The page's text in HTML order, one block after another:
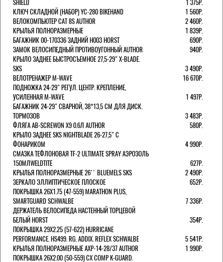
SHIELD
1 375Р.
КЛЮЧ СКЛАДНОЙ (НАБОР) YC-280 BIKEHAND
1 560Р.
ВЕЛОКОМПЬЮТЕР CAT 8S AUTHOR
2 460Р.
КРЫЛЬЯ ПОЛНОРАЗМЕРНЫЕ
1 839Р.
БАГАЖНИК 00-170336 ЗАДНИЙ H003 HORST
690Р.
ЗАМОК ВЕЛОСИПЕДНЫЙ ПРОТИВОУГОННЫЙ AUTHOR
940Р.
КРЫЛО ЗАДНЕЕ БЫСТРОСЪЕМНОЕ 27,5-29" X-BLADE.
SKS
3 490Р.
ВЕЛОТРЕНАЖЕР M-WAVE
16 670Р.
ПОДНОЖКА 24-29" РЕГУЛ. ЦЕНТР. КРЕПЛЕНИЕ,
УСИЛЕННАЯ M-WAVE
1 497Р.
БАГАЖНИК 24-29" СВАРНОЙ, 38*13,5 СМ ДЛЯ ДИСК.
ТОРМОЗОВ
3 483Р.
ФЛЯГА AB-SCREWON X9 0.6Л AUTHOR
580Р.
КРЫЛО ЗАДНЕЕ SKS NIGHTBLADE 26-27,5" С
ФОНАРИКОМ
4 990Р.
СМАЗКА ТЕФЛОНОВАЯ TF-2 ULTIMATE SPRAY АЭРОЗОЛЬ
150МЛWELDTITE
627Р.
КРЫЛЬЯ ПОЛНОРАЗМЕРНЫЕ 26'' BLUEMELS SKS
2 490Р.
ЗЕРКАЛО ЭЛЛИПТИЧЕСКОЕ ПЛОСКОЕ
652Р.
ПОКРЫШКА 26X1.75 (47-559) MARATHON PLUS,
SMARTGUARD SCHWALBE
7 336Р.
ДЕРЖАТЕЛЬ ВЕЛОCИПЕДА НАСТЕННЫЙ ТОРЦЕВОЙ
БЕЛЫЙ HORST
354Р.
ПОКРЫШКА 29X2.25 (57-622) HURRICANE
PERFORMANCE. HS499. RG. ADDIX. REFLEX SCHWALBE
5 541Р.
КРЫЛЬЯ ПОЛНОРАЗМЕРНЫЕ AXP-14-28/37 AUTHOR
1 990Р.
ПОКРЫШКА 26X2.00 (50-559) CX COMP K-GUARD.